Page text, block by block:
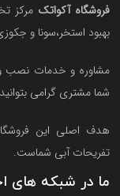
فروشگاه آکواتک مرکز
بهبود استخر،سونا و
مشاوره و خدمات نصب و
شما مشتری گرامی
هدف اصلی این
تفریحات آبی شماست.
ما در شبکه های